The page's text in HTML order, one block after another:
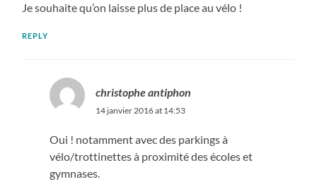
Je souhaite qu’on laisse plus de place au vélo !
REPLY
christophe antiphon
14 janvier 2016 at 14:53
Oui ! notamment avec des parkings à
vélo/trottinettes à proximité des écoles et
gymnases.